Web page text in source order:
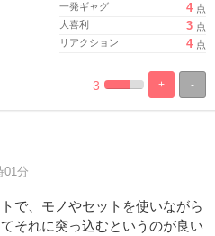
一発ギャグ
4 点
大喜利
3 点
リアクション
4 点
-
+
%
100%
3
01分
で、モノやセットを使いながら
それに突っ込むというのが良い